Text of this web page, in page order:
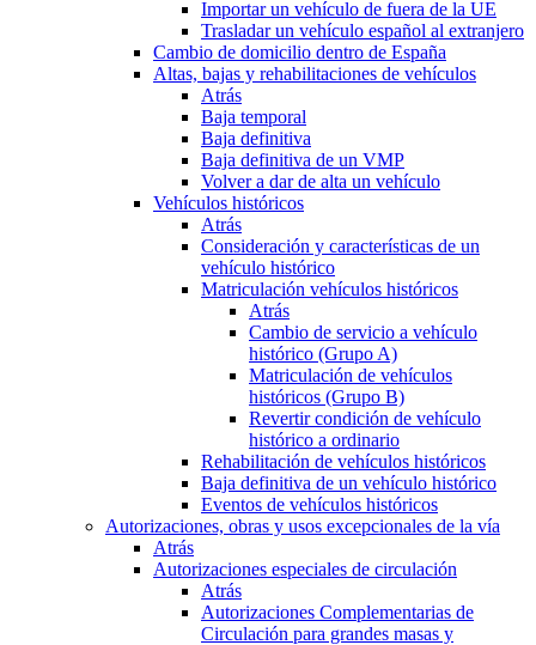
Importar un vehículo de fuera de la UE
Trasladar un vehículo español al extranjero
Cambio de domicilio dentro de España
Altas, bajas y rehabilitaciones de vehículos
Atrás
Baja temporal
Baja definitiva
Baja definitiva de un VMP
Volver a dar de alta un vehículo
Vehículos históricos
Atrás
Consideración y características de un
vehículo histórico
Matriculación vehículos históricos
Atrás
Cambio de servicio a vehículo
histórico (Grupo A)
Matriculación de vehículos
históricos (Grupo B)
Revertir condición de vehículo
histórico a ordinario
Rehabilitación de vehículos históricos
Baja definitiva de un vehículo histórico
Eventos de vehículos históricos
Autorizaciones, obras y usos excepcionales de la vía
Atrás
Autorizaciones especiales de circulación
Atrás
Autorizaciones Complementarias de
Circulación para grandes masas y